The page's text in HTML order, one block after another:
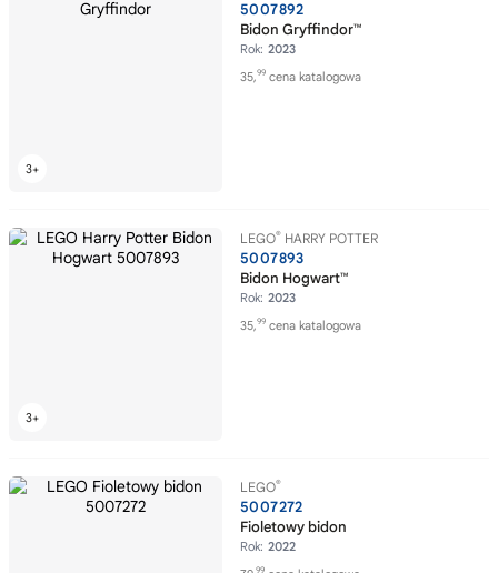
5007892
Bidon Gryffindor™
Rok: 2023
35,99 cena katalogowa
LEGO® HARRY POTTER
5007893
Bidon Hogwart™
Rok: 2023
35,99 cena katalogowa
LEGO®
5007272
Fioletowy bidon
Rok: 2022
99